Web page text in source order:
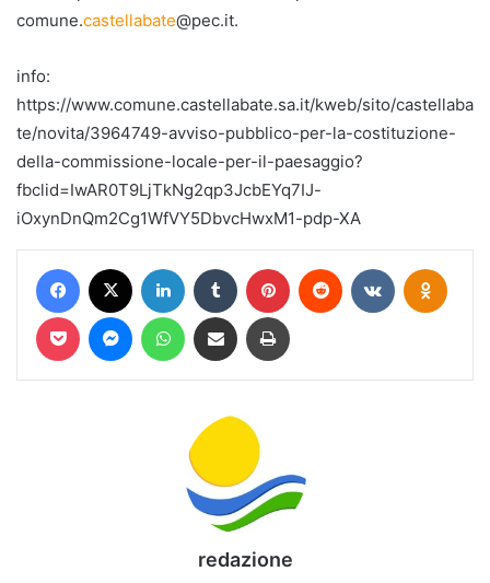
comune.castellabate@pec.it.
info:
https://www.comune.castellabate.sa.it/kweb/sito/castellaba
te/novita/3964749-avviso-pubblico-per-la-costituzione-
della-commissione-locale-per-il-paesaggio?
fbclid=IwAR0T9LjTkNg2qp3JcbEYq7IJ-
iOxynDnQm2Cg1WfVY5DbvcHwxM1-pdp-XA
Facebook LinkedIn Tumblr Pinterest Reddit VKontakte
Pocket MessengerWhatsAppCondividi via mail Stampa
redazione